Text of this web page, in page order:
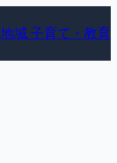
地域 子育て・教育